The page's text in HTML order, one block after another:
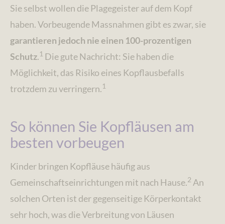
Sie selbst wollen die Plagegeister auf dem Kopf
haben. Vorbeugende Massnahmen gibt es zwar, sie
garantieren jedoch nie einen 100-prozentigen
Schutz.1 Die gute Nachricht: Sie haben die
Möglichkeit, das Risiko eines Kopflausbefalls
trotzdem zu verringern.1
So können Sie Kopfläusen am
besten vorbeugen
Kinder bringen Kopfläuse häufig aus
Gemeinschaftseinrichtungen mit nach Hause.2 An
solchen Orten ist der gegenseitige Körperkontakt
sehr hoch, was die Verbreitung von Läusen